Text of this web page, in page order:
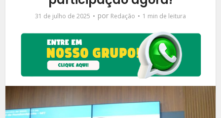
31 de julho de 2025 por Redação 1 min de leitura